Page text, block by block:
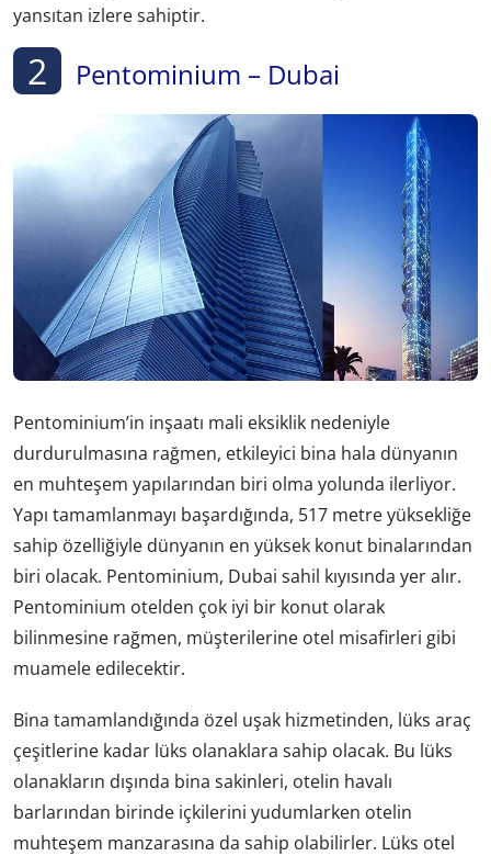
yansıtan izlere sahiptir.
2 Pentominium – Dubai
Pentominium’in inşaatı mali eksiklik nedeniyle
durdurulmasına rağmen, etkileyici bina hala dünyanın
en muhteşem yapılarından biri olma yolunda ilerliyor.
Yapı tamamlanmayı başardığında, 517 metre yüksekliğe
sahip özelliğiyle dünyanın en yüksek konut binalarından
biri olacak. Pentominium, Dubai sahil kıyısında yer alır.
Pentominium otelden çok iyi bir konut olarak
bilinmesine rağmen, müşterilerine otel misafirleri gibi
muamele edilecektir.
Bina tamamlandığında özel uşak hizmetinden, lüks araç
çeşitlerine kadar lüks olanaklara sahip olacak. Bu lüks
olanakların dışında bina sakinleri, otelin havalı
barlarından birinde içkilerini yudumlarken otelin
muhteşem manzarasına da sahip olabilirler. Lüks otel